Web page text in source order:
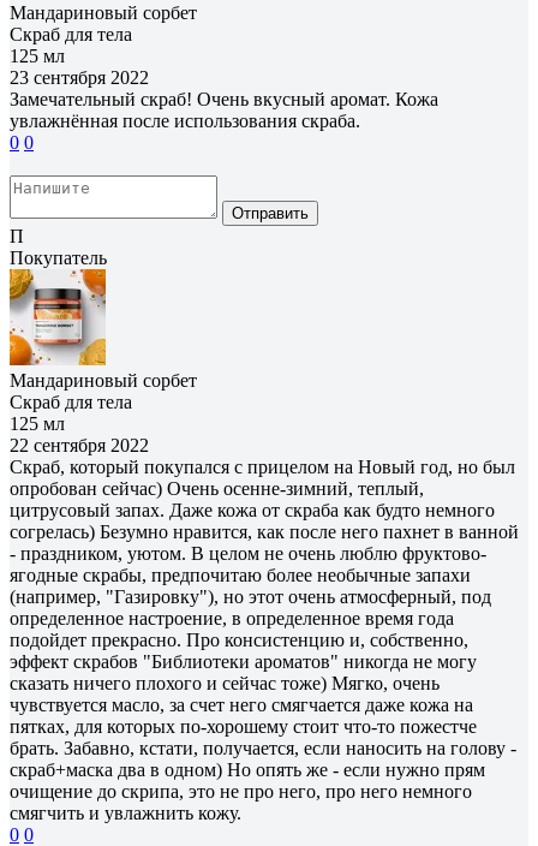
Мандариновый сорбет
Скраб для тела
125 мл
23 сентября 2022
Замечательный скраб! Очень вкусный аромат. Кожа
увлажнённая после использования скраба.
0 0
Отправить
П
Покупатель
Мандариновый сорбет
Скраб для тела
125 мл
22 сентября 2022
Скраб, который покупался с прицелом на Новый год, но был
опробован сейчас) Очень осенне-зимний, теплый,
цитрусовый запах. Даже кожа от скраба как будто немного
согрелась) Безумно нравится, как после него пахнет в ванной
- праздником, уютом. В целом не очень люблю фруктово-
ягодные скрабы, предпочитаю более необычные запахи
(например, "Газировку"), но этот очень атмосферный, под
определенное настроение, в определенное время года
подойдет прекрасно. Про консистенцию и, собственно,
эффект скрабов "Библиотеки ароматов" никогда не могу
сказать ничего плохого и сейчас тоже) Мягко, очень
чувствуется масло, за счет него смягчается даже кожа на
пятках, для которых по-хорошему стоит что-то пожестче
брать. Забавно, кстати, получается, если наносить на голову -
скраб+маска два в одном) Но опять же - если нужно прям
очищение до скрипа, это не про него, про него немного
смягчить и увлажнить кожу.
0 0